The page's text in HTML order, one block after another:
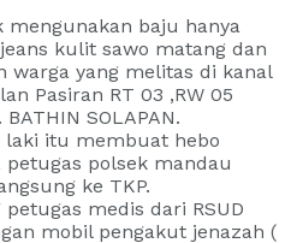
baju hanya
kulit sawo matang dan
warga yang melitas di kanal
Pasiran RT 03 ,RW 05
SOLAPAN.
laki itu membuat hebo
polsek mandau
ke TKP.
medis dari RSUD
mobil pengakut jenazah (